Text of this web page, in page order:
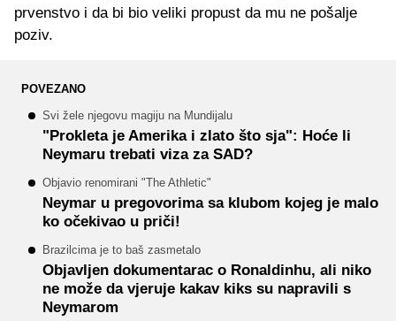
prvenstvo i da bi bio veliki propust da mu ne pošalje
poziv.
POVEZANO
Svi žele njegovu magiju na Mundijalu
"Prokleta je Amerika i zlato što sja": Hoće li
Neymaru trebati viza za SAD?
Objavio renomirani "The Athletic"
Neymar u pregovorima sa klubom kojeg je malo
ko očekivao u priči!
Brazilcima je to baš zasmetalo
Objavljen dokumentarac o Ronaldinhu, ali niko
ne može da vjeruje kakav kiks su napravili s
Neymarom